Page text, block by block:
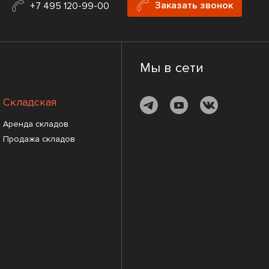
+7 495 120-99-00 Заказать звонок
Складская
Аренда складов
Продажа складов
Мы в сети